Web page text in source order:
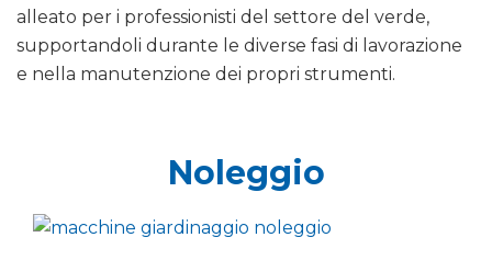
alleato per i professionisti del settore del verde,
supportandoli durante le diverse fasi di lavorazione
e nella manutenzione dei propri strumenti.
Noleggio